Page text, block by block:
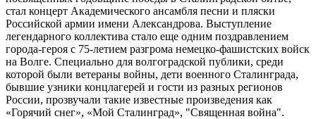
стал концерт Академического ансамбля песни и пляски
Российской армии имени Александрова. Выступление
легендарного коллектива стало еще одним поздравлением
города-героя с 75-летием разгрома немецко-фашистских войск
на Волге. Специально для волгоградской публики, среди
которой были ветераны войны, дети военного Сталинграда,
бывшие узники концлагерей и гости из разных регионов
России, прозвучали такие известные произведения как
«Горячий снег», «Мой Сталинград», "Священная война".